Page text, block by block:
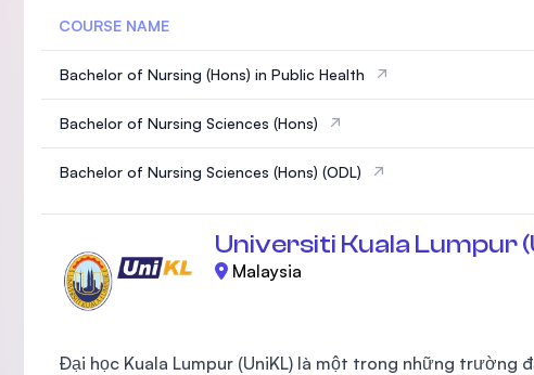
COURSE NAME
Bachelor of Nursing (Hons) in Public Health
Bachelor of Nursing Sciences (Hons)
Bachelor of Nursing Sciences (Hons) (ODL)
Universiti Kuala Lumpur
Malaysia
Đại học Kuala Lumpur (UniKL) là một trong những trường